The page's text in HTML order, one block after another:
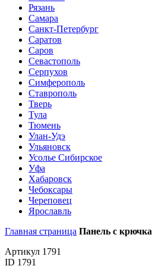
Рязань
Самара
Санкт-Петербург
Саратов
Саров
Севастополь
Серпухов
Симферополь
Ставрополь
Тверь
Тула
Тюмень
Улан-Удэ
Ульяновск
Усолье Сибирское
Уфа
Хабаровск
Чебоксары
Череповец
Ярославль
Главная страница Панель с
Артикул 1791
ID 1791